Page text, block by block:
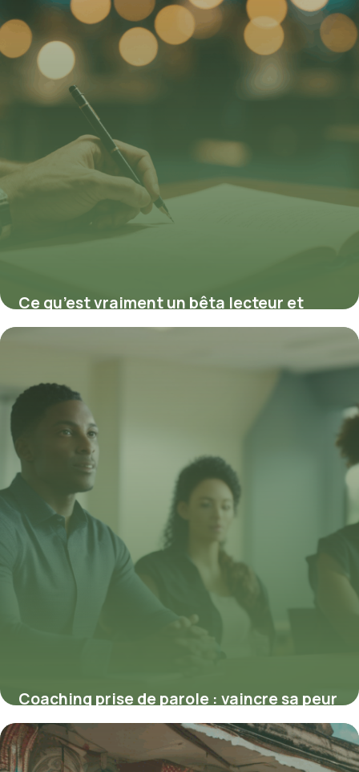
Ce qu’est vraiment un bêta lecteur et
comment il améliore votre manuscrit
Coaching prise de parole : vaincre sa peur
en 5 techniques
24 août 2025